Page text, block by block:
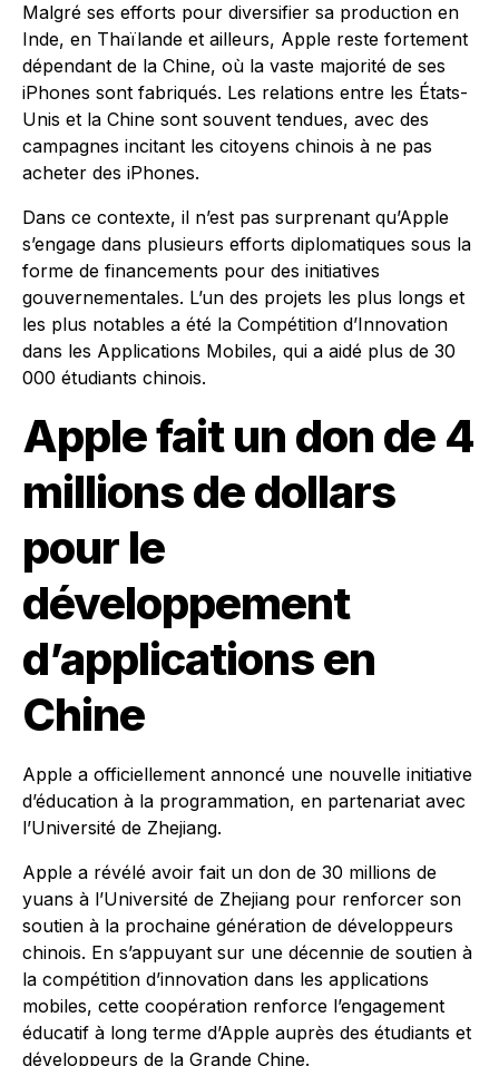
Malgré ses efforts pour diversifier sa production en
Inde, en Thaïlande et ailleurs, Apple reste fortement
dépendant de la Chine, où la vaste majorité de ses
iPhones sont fabriqués. Les relations entre les États-
Unis et la Chine sont souvent tendues, avec des
campagnes incitant les citoyens chinois à ne pas
acheter des iPhones.
Dans ce contexte, il n’est pas surprenant qu’Apple
s’engage dans plusieurs efforts diplomatiques sous la
forme de financements pour des initiatives
gouvernementales. L’un des projets les plus longs et
les plus notables a été la Compétition d’Innovation
dans les Applications Mobiles, qui a aidé plus de 30
000 étudiants chinois.
Apple fait un don de 4
millions de dollars
pour le
développement
d’applications en
Chine
Apple a officiellement annoncé une nouvelle initiative
d’éducation à la programmation, en partenariat avec
l’Université de Zhejiang.
Apple a révélé avoir fait un don de 30 millions de
yuans à l’Université de Zhejiang pour renforcer son
soutien à la prochaine génération de développeurs
chinois. En s’appuyant sur une décennie de soutien à
la compétition d’innovation dans les applications
mobiles, cette coopération renforce l’engagement
éducatif à long terme d’Apple auprès des étudiants et
développeurs de la Grande Chine.